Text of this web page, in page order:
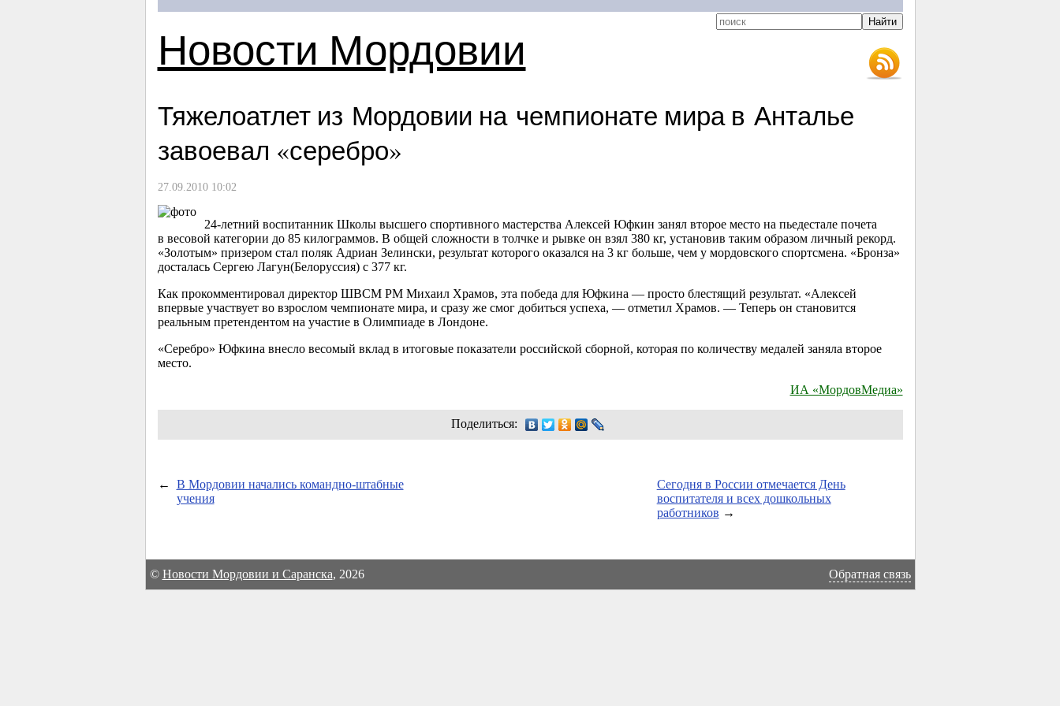
Новости Мордовии
Тяжелоатлет из Мордовии на чемпионате мира в Анталье
завоевал «серебро»
27.09.2010 10:02
24-летний воспитанник Школы высшего спортивного мастерства Алексей Юфкин занял второе место на пьедестале почета
в весовой категории до 85 килограммов. В общей сложности в толчке и рывке он взял 380 кг, установив таким образом личный рекорд.
«Золотым» призером стал поляк Адриан Зелински, результат которого оказался на 3 кг больше, чем у мордовского спортсмена. «Бронза»
досталась Сергею Лагун(Белоруссия) с 377 кг.
Как прокомментировал директор ШВСМ РМ Михаил Храмов, эта победа для Юфкина — просто блестящий результат. «Алексей
впервые участвует во взрослом чемпионате мира, и сразу же смог добиться успеха, — отметил Храмов. — Теперь он становится
реальным претендентом на участие в Олимпиаде в Лондоне.
«Серебро» Юфкина внесло весомый вклад в итоговые показатели российской сборной, которая по количеству медалей заняла второе
место.
ИА «МордовМедиа»
Поделиться:
←
В Мордовии начались командно-штабные
учения
Сегодня в России отмечается День
воспитателя и всех дошкольных
работников →
© Новости Мордовии и Саранска, 2026 Обратная связь